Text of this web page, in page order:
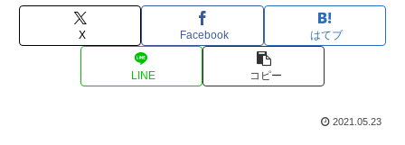
X Facebook はてブ
LINE コピー
2021.05.23